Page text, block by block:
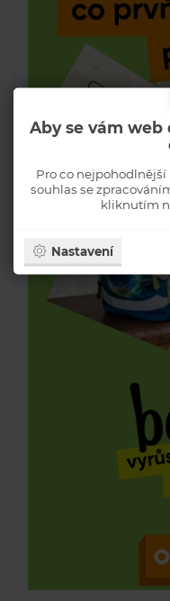
Aby se vám web
Pro co
souhlas se
kliknutím
Nastavení